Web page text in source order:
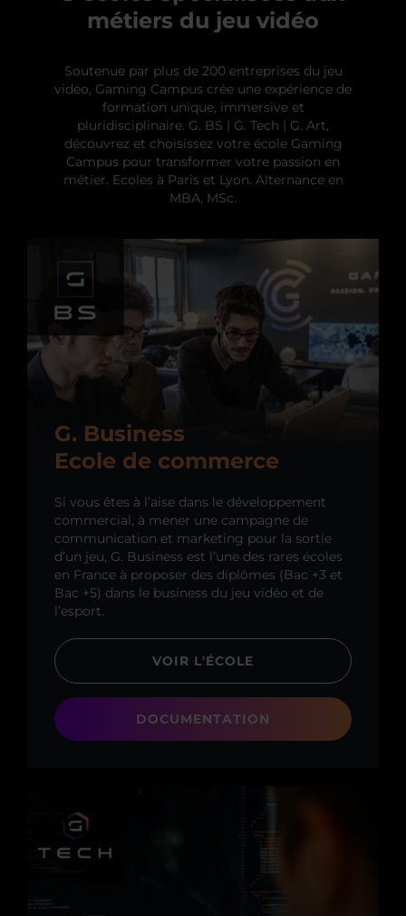
métiers du jeu vidéo
Soutenue par plus de 200 entreprises du jeu
vidéo, Gaming Campus crée une expérience de
formation unique, immersive et
pluridisciplinaire. G. BS | G. Tech | G. Art,
découvrez et choisissez votre école Gaming
Campus pour transformer votre passion en
métier. Ecoles à Paris et Lyon. Alternance en
MBA, MSc.
G. Business
Ecole de commerce
Si vous êtes à l’aise dans le développement
commercial, à mener une campagne de
communication et marketing pour la sortie
d’un jeu, G. Business est l’une des rares écoles
en France à proposer des diplômes (Bac +3 et
Bac +5) dans le business du jeu vidéo et de
l’esport.
VOIR L'ÉCOLE
DOCUMENTATION